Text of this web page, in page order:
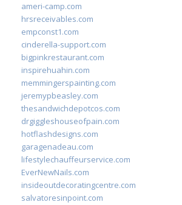
ameri-camp.com
hrsreceivables.com
empconst1.com
cinderella-support.com
bigpinkrestaurant.com
inspirehuahin.com
memmingerspainting.com
jeremypbeasley.com
thesandwichdepotcos.com
drgiggleshouseofpain.com
hotflashdesigns.com
garagenadeau.com
lifestylechauffeurservice.com
EverNewNails.com
insideoutdecoratingcentre.com
salvatoresinpoint.com